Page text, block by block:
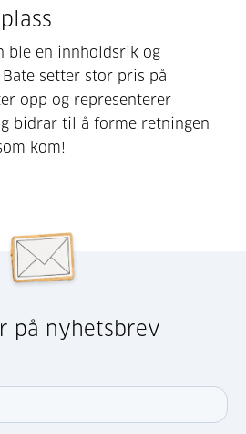
ble en innholdsrik og
setter stor pris på
opp og representerer
bidrar til å forme retningen
kom!
på nyhetsbrev